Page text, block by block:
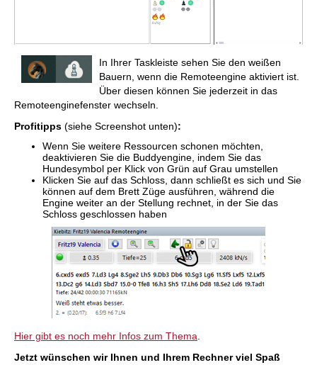
In Ihrer Taskleiste sehen Sie den weißen
Bauern, wenn die Remoteengine aktiviert ist.
Über diesen können Sie jederzeit in das
Remoteenginefenster wechseln.
Profitipps (siehe Screenshot unten):
Wenn Sie weitere Ressourcen schonen möchten,
deaktivieren Sie die Buddyengine, indem Sie das
Hundesymbol per Klick von Grün auf Grau umstellen
Klicken Sie auf das Schloss, dann schließt es sich und Sie
können auf dem Brett Züge ausführen, während die
Engine weiter an der Stellung rechnet, in der Sie das
Schloss geschlossen haben
Hier gibt es noch mehr Infos zum Thema
Jetzt wünschen wir Ihnen und Ihrem Rechner viel Spaß